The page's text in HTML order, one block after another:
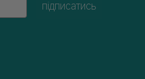
підписатись